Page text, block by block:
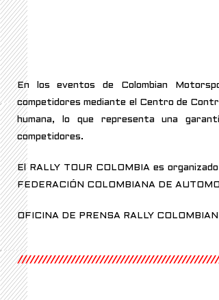
En los eventos de Colombian
competidores mediante el Centro de
humana, lo que representa una
competidores.
El RALLY TOUR COLOMBIA es
FEDERACIÓN COLOMBIANA DE
OFICINA DE PRENSA RALLY